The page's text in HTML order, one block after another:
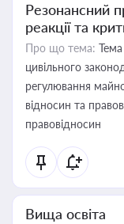
Резонансний
реакції та
Про що тема:
цивільного
регулювання
відносин та
правовідносин
Вища освіта